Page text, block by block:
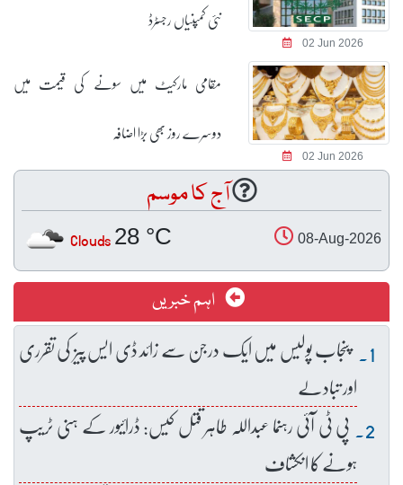
02 Jun 2026
نئی کمپنیاں رجسٹرڈ
02 Jun 2026
مقامی مارکیٹ میں سونے کی قیمت میں
دوسرے روز بھی بڑا اضافہ
آج کا موسم
08-Aug-2026
28 °C
Clouds
اہم خبریں
پنجاب پولیس میں ایک درجن سے زائد ڈی ایس پیز کی تقرری
اور تبادلے
پی ٹی آئی رہنما عبداللہ طاہر قتل کیس: ڈرائیور کے ہنی ٹریپ
ہونے کا انکشاف